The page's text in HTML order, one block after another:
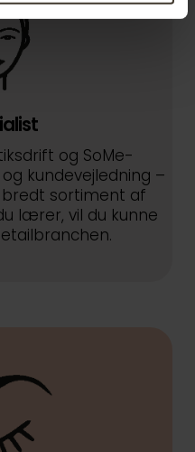
og SoMe-
kundevejledning –
sortiment af
lærer, vil du kunne